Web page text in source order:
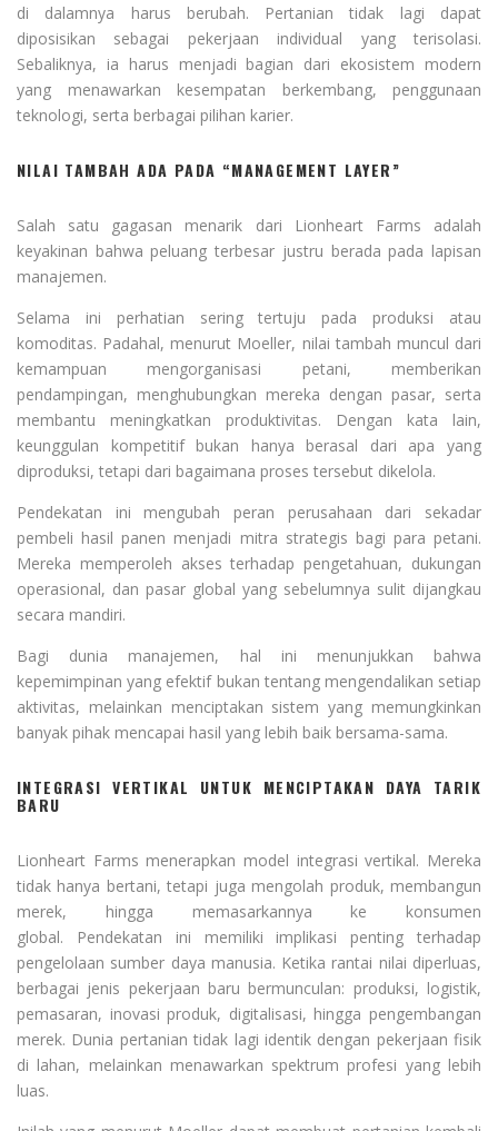
di dalamnya harus berubah. Pertanian tidak lagi dapat
diposisikan sebagai pekerjaan individual yang terisolasi.
Sebaliknya, ia harus menjadi bagian dari ekosistem modern
yang menawarkan kesempatan berkembang, penggunaan
teknologi, serta berbagai pilihan karier.
NILAI TAMBAH ADA PADA “MANAGEMENT LAYER”
Salah satu gagasan menarik dari Lionheart Farms adalah
keyakinan bahwa peluang terbesar justru berada pada lapisan
manajemen.
Selama ini perhatian sering tertuju pada produksi atau
komoditas. Padahal, menurut Moeller, nilai tambah muncul dari
kemampuan mengorganisasi petani, memberikan
pendampingan, menghubungkan mereka dengan pasar, serta
membantu meningkatkan produktivitas. Dengan kata lain,
keunggulan kompetitif bukan hanya berasal dari apa yang
diproduksi, tetapi dari bagaimana proses tersebut dikelola.
Pendekatan ini mengubah peran perusahaan dari sekadar
pembeli hasil panen menjadi mitra strategis bagi para petani.
Mereka memperoleh akses terhadap pengetahuan, dukungan
operasional, dan pasar global yang sebelumnya sulit dijangkau
secara mandiri.
Bagi dunia manajemen, hal ini menunjukkan bahwa
kepemimpinan yang efektif bukan tentang mengendalikan setiap
aktivitas, melainkan menciptakan sistem yang memungkinkan
banyak pihak mencapai hasil yang lebih baik bersama-sama.
INTEGRASI VERTIKAL UNTUK MENCIPTAKAN DAYA TARIK
BARU
Lionheart Farms menerapkan model integrasi vertikal. Mereka
tidak hanya bertani, tetapi juga mengolah produk, membangun
merek, hingga memasarkannya ke konsumen
global. Pendekatan ini memiliki implikasi penting terhadap
pengelolaan sumber daya manusia. Ketika rantai nilai diperluas,
berbagai jenis pekerjaan baru bermunculan: produksi, logistik,
pemasaran, inovasi produk, digitalisasi, hingga pengembangan
merek. Dunia pertanian tidak lagi identik dengan pekerjaan fisik
di lahan, melainkan menawarkan spektrum profesi yang lebih
luas.